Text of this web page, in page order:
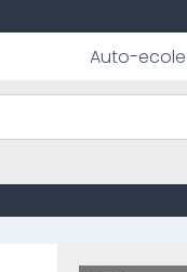
Auto-ecole